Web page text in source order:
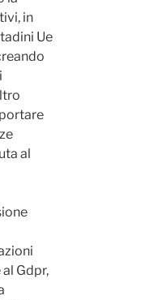
in
Ue
al
Gdpr,